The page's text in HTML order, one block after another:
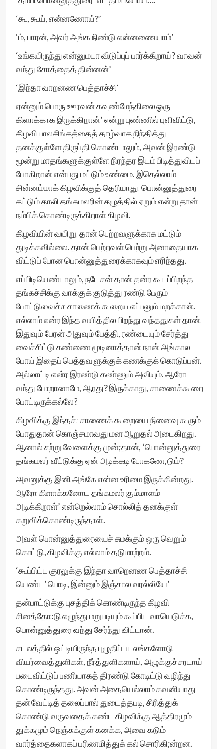
‘கூ, கூய், என்னணோய்?’
‘ம், பாரன், அவர் அங்க நிண்டு என்னணையாம்’
‘உங்கயிருந்து என்னுமடா விடுப்புப் பார்க்கிறாய்? வாவன்
வந்து சோத்தைத் தின்னன்’
‘இந்தா வாறனண பெத்தாச்சி’
ஏன்னும் பொரு ஊரவன் கவுண்மேந்திலை ஓரு
கிளாக்காக இருக்கிறான்’ என்று புண்ணில் புளிவிட்டு,
கிழவி பாலசிங்கத்தைத் தாழ்வாக நிந்தித்து
தனக்குள்ளே திருப்தி கொண்டாலும், அவன் இரண்டு
மூன்று மாதங்களுக்குள்ளே நிரந்தர இடம் பிடித்துவிடப்
போகிறான் என்பது மட்டும் உண்மை. இதெல்லாம்
சின்னம்மாக் கிழவிக்குத் தெரியாது. பொன்னுத்துரை
கட்டும் தாலி தங்கமலரின் கழுத்தில் ஏறும் என்று தான்
நம்பிக் கொண்டிருக்கிறாள் கிழவி.
கிழவியின் வயிறு, தான் பெற்றவளுக்காக மட்டும்
துடிக்கவில்லை. தான் பெற்றவள் பெற்று அனாதையாக
விட்டுப் போன பொன்னுத்துரைக்காகவும் எரிந்தது.
எப்பிடியெண்டாலும், நடேசன் தான் தன்ர கூடப்பிறந்த
தங்கச்சிக்கு வாக்குக் குடுத்து ரண்டு பேரும்
போட்டுவைச்ச சாணைக் கூறைய எப்பனும் மறக்கான்.
எல்லாம் என்ர இந்த வயித்தில பிறந்து வந்ததுகள் தான்.
இதுவும் பேரன் அதுவும் பேத்தி, ரண்டையும் சேர்த்து
வைச்சிட்டு கண்ணை மூடினாத்தான் நான் அங்கால
போய் இதைப் பெத்தவளுக்குக் கணக்குக் கொடுப்பன்.
அல்லாட்டி என்ர இரண்டு கண்ணும் அவியும். ஆரோ
வந்து போறானாமே, ஆரது? இருக்காது, சாணைக்கூறை
போட்டிருக்கல்லே?
கிழவிக்கு இந்தச்; சாணைக் கூறையை நினைவு கூரும்
போதுதான் கொஞ்சமாவது மன ஆறுதல் அடைகிறது.
ஆனால் சற்று வேளைக்கு முன்;தான், ‘பொன்னுத்துரை
தங்கமலர் வீட்டுக்கு ஏன் அடிக்கடி போகணே;டும்?
அவனுக்கு இனி அங்கே என்ன உரிமை இருக்கின்றது.
ஆரோ கிளாக்கனோட தங்கமலர் கும்மாளம்
அடிக்கிறாள்’ என்றெல்லாம் சொல்லித் தனக்குள்
கறுவிக்கொண்டிருந்தாள்.
அவள் பொன்னுத்துரையைச் சுமக்கும் ஒரு வெறும்
கொட்டு, கிழவிக்கு எல்லாம் தடுமாற்றம்.
‘கூப்பிட்ட குரலுக்கு இந்தா வாறெனண பெத்தாச்சி
யெண்ட’ பொடி, இன்னும் இஞ்சால வரல்லியே’
தன்பாட்டுக்கு புசத்திக் கொண்டிருந்த கிழவி
சினத்தோ:டு எழுந்து மறுபடியும் கூப்பிட வாயெடுக்க,
பொன்னுத்துரை வந்து சேர்ந்து விட்டான்.
சடலத்தில் ஒட்டியிருந்த புழுதிப் படலங்களோடு
வியர்வைத்துளிகள், நீர்த்துளிகளாய், அழுக்குச்சரடாய்
படைவிட்டுப் பணியாகத் திரண்டு கோடிட்டு வழிந்து
கொண்டிருந்தது. அவன் அதையெல்லாம் கவனியாது
தன் வேட்டித் தலைப்பால் துடைத்தபடி, சிரித்துக்
கொண்டு வருவதைக் கண்ட கிழவிக்கு ஆத்திரமும்
துக்கமும் நெஞ்சுக்குள் கனக்க, அவை கடும்
வார்த்தைகளாகப் பரிணமித்துக் கல் சொரிகி;ன்றன.